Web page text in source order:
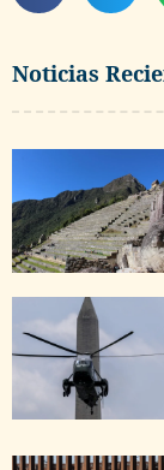
Noticias